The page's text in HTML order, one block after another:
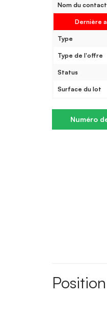
Nom du contact
Dernière
Type
Type de l'offre
Status
Surface du lot
Numéro
Position